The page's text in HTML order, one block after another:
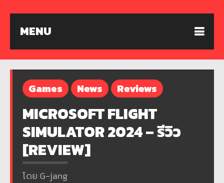
MENU
Games News Reviews
MICROSOFT FLIGHT
SIMULATOR 2024 – รีวิว
[REVIEW]
โดย G-jang